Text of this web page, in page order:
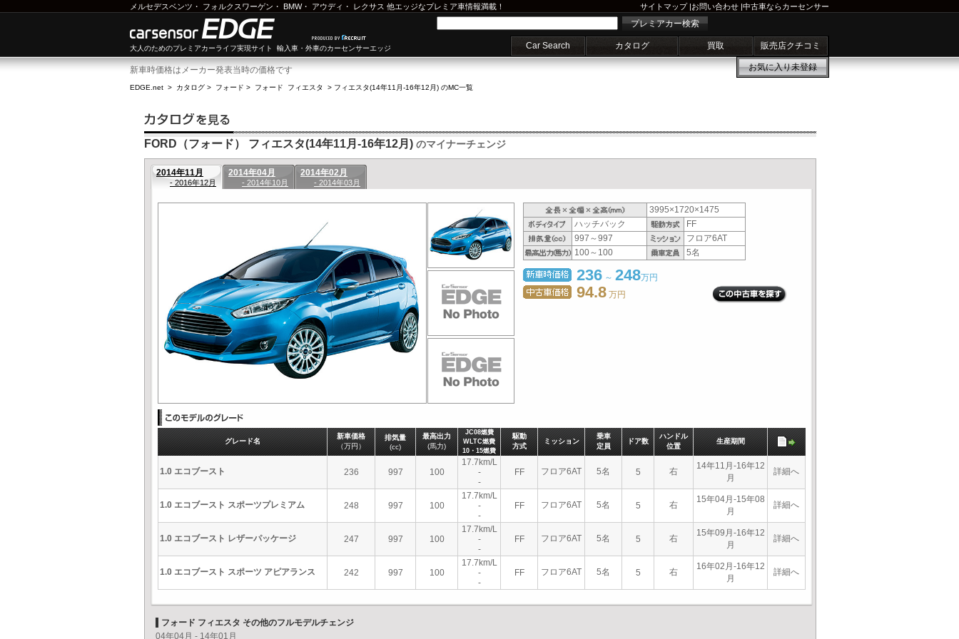
メルセデスベンツ ・ フォルクスワーゲン ・ BMW・ アウディ ・ レクサス 他エッジなプレミア車情報満載！ サイトマップ|お問い合わせ |中古車ならカーセンサー
大人のためのプレミアカーライフ実現サイト 輸入車・外車のカーセンサーエッジ
プレミアカー検索
Car Search カタログ 買取 販売店クチコミ
お気に入り未登録
新車時価格はメーカー発表当時の価格です
EDGE.net > カタログ > フォード > フォード フィエスタ > フィエスタ(14年11月-16年12月) のMC一覧
FORD（フォード） フィエスタ(14年11月-16年12月) のマイナーチェンジ
2014年11月
- 2016年12月
2014年04月
- 2014年10月
2014年02月
- 2014年03月
3995×1720×1475
ハッチバック
FF
997～997
フロア6AT
100～100
5名
236 ～ 248万円
94.8 万円
グレード名
新車価格
（万円）
排気量
(cc)
最高出力
(馬力)
JC08燃費
WLTC燃費
10・15燃費
駆動
方式
ミッション
乗車
定員
ドア数
ハンドル
位置
生産期間
1.0 エコブースト 236 997 100
17.7km/L
-
-
FF フロア6AT 5名 5 右
14年11月-16年12
月
詳細へ
1.0 エコブースト スポーツプレミアム 248 997 100
17.7km/L
-
-
FF フロア6AT 5名 5 右
15年04月-15年08
月
詳細へ
1.0 エコブースト レザーパッケージ 247 997 100
17.7km/L
-
-
FF フロア6AT 5名 5 右
15年09月-16年12
月
詳細へ
1.0 エコブースト スポーツ アピアランス 242 997 100
17.7km/L
-
-
FF フロア6AT 5名 5 右
16年02月-16年12
月
詳細へ
フォード フィエスタ その他のフルモデルチェンジ
04年04月 - 14年01月